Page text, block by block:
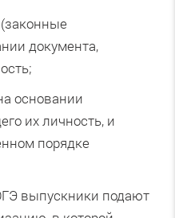
документа,
основании
их личность, и
порядке
выпускники подают